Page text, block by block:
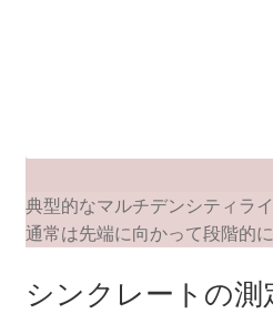
典型的なマルチデンシティラ
通常は先端に向かって段階的
シンクレートの測